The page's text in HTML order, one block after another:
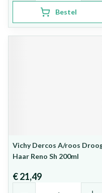
Bestel
Vichy Dercos A/roos
Haar Reno Sh 200ml
€ 21,49